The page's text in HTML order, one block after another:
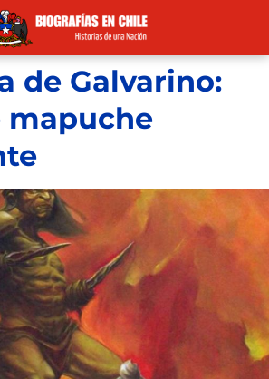
de Galvarino:
mapuche